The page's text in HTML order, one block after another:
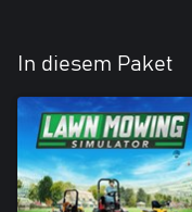
In diesem Paket